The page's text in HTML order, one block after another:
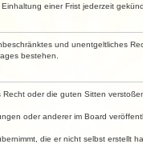
einer Frist jederzeit
und unentgeltliches
bestehen.
oder die guten Sitten
oder anderer im Board
die er nicht selbst erstellt